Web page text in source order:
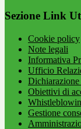
Sezione Link
Cookie policy
Note legali
Informativa
Ufficio
Dichiarazione
Obiettivi di
Gestione